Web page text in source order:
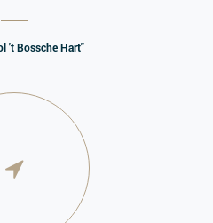
't Bossche Hart"